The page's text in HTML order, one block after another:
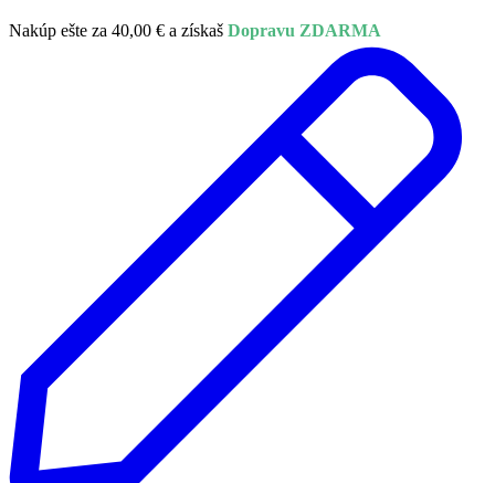
Nakúp ešte za 40,00 € a získaš Dopravu ZDARMA